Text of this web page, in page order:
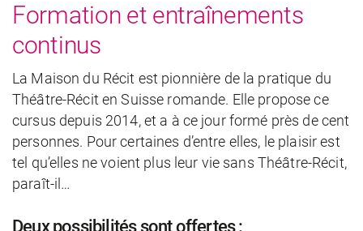
Formation et entraînements
continus
La Maison du Récit est pionnière de la pratique du
Théâtre-Récit en Suisse romande. Elle propose ce
cursus depuis 2014, et a à ce jour formé près de cent
personnes. Pour certaines d’entre elles, le plaisir est
tel qu’elles ne voient plus leur vie sans Théâtre-Récit,
paraît-il…
Deux possibilités sont offertes :